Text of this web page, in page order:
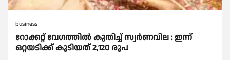
business
റോക്കറ്റ് വേഗത്തില്‍ കുതിച്ച് സ്വര്‍ണവില : ഇന്ന്
ഒറ്റയടിക്ക് കൂടിയത് 2,120 രൂപ